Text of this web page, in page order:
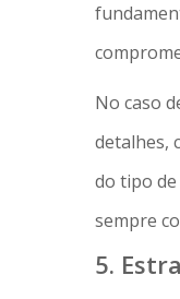
No caso
detalhes,
do tipo
sempre
5.